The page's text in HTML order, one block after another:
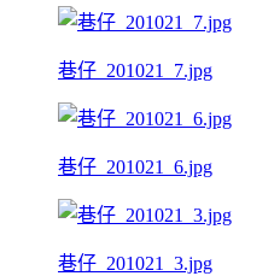
巷仔_201021_7.jpg
巷仔_201021_6.jpg
巷仔_201021_3.jpg